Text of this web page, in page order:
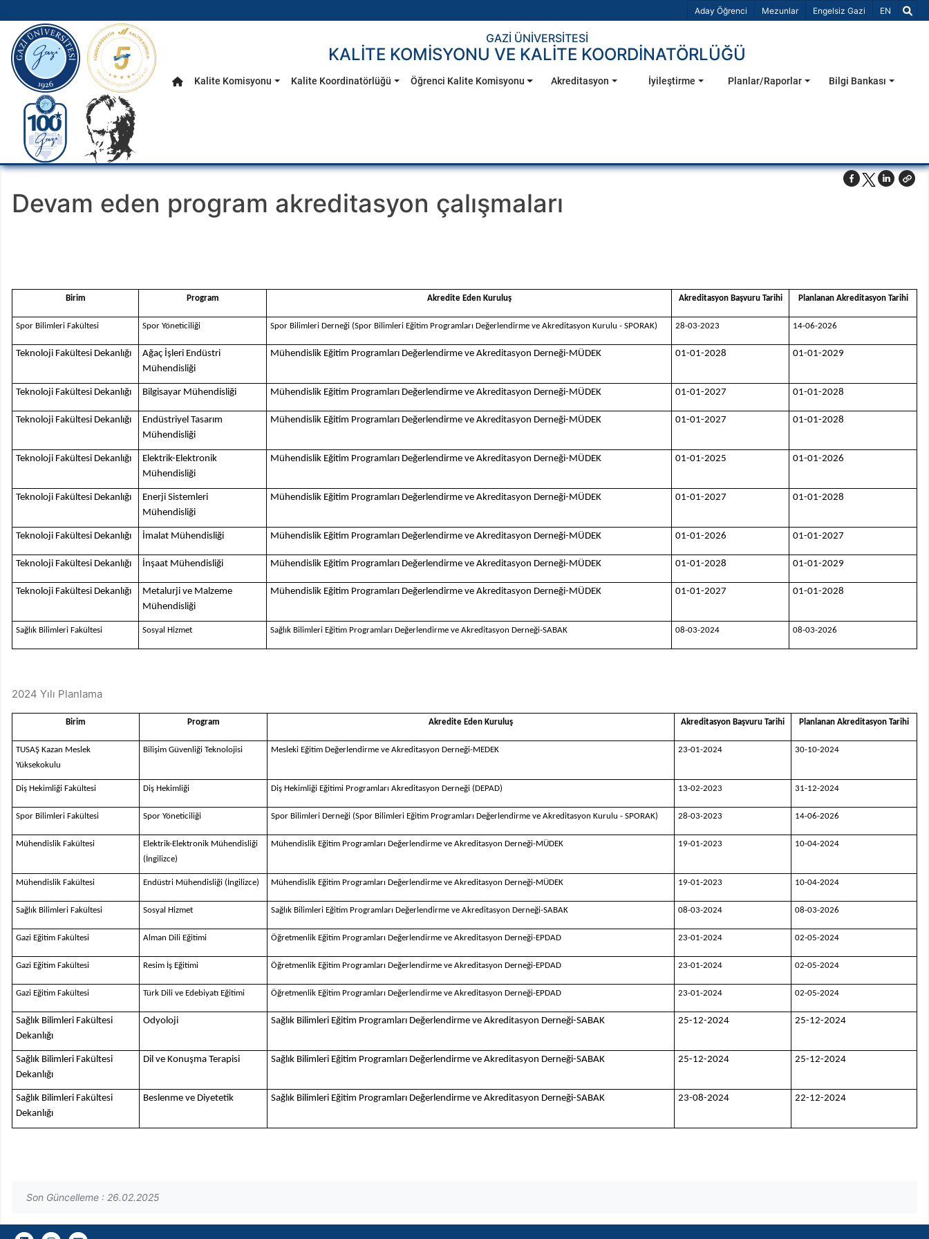
Aday Öğrenci Mezunlar Engelsiz Gazi Dil Seçiniz
EN
Ana Menü
gazi.edu.tr
GAZİ ÜNİVERSİTESİ
KALİTE KOMİSYONU VE KALİTE KOORDİNATÖRLÜĞÜ
Anasayfa
Kalite Komisyonu Kalite Koordinatörlüğü Öğrenci Kalite Komisyonu Akreditasyon İyileştirme Planlar/Raporlar Bilgi Bankası
Devam eden program akreditasyon çalışmaları
Birim Program Akredite Eden Kuruluş Akreditasyon Başvuru Tarihi Planlanan Akreditasyon Tarihi
Spor Bilimleri Fakültesi Spor Yöneticiliği Spor Bilimleri Derneği (Spor Bilimleri Eğitim Programları Değerlendirme ve Akreditasyon Kurulu - SPORAK) 28-03-2023 14-06-2026
Teknoloji Fakültesi Dekanlığı
Ağaç İşleri Endüstri
Mühendisliği
Mühendislik Eğitim Programları Değerlendirme ve Akreditasyon Derneği-MÜDEK 01-01-2028 01-01-2029
Teknoloji Fakültesi Dekanlığı Bilgisayar Mühendisliği Mühendislik Eğitim Programları Değerlendirme ve Akreditasyon Derneği-MÜDEK 01-01-2027 01-01-2028
Teknoloji Fakültesi Dekanlığı
Endüstriyel Tasarım
Mühendisliği
Mühendislik Eğitim Programları Değerlendirme ve Akreditasyon Derneği-MÜDEK 01-01-2027 01-01-2028
Teknoloji Fakültesi Dekanlığı
Elektrik-Elektronik
Mühendisliği
Mühendislik Eğitim Programları Değerlendirme ve Akreditasyon Derneği-MÜDEK 01-01-2025 01-01-2026
Teknoloji Fakültesi Dekanlığı
Enerji Sistemleri
Mühendisliği
Mühendislik Eğitim Programları Değerlendirme ve Akreditasyon Derneği-MÜDEK 01-01-2027 01-01-2028
Teknoloji Fakültesi Dekanlığı İmalat Mühendisliği Mühendislik Eğitim Programları Değerlendirme ve Akreditasyon Derneği-MÜDEK 01-01-2026 01-01-2027
Teknoloji Fakültesi Dekanlığı İnşaat Mühendisliği Mühendislik Eğitim Programları Değerlendirme ve Akreditasyon Derneği-MÜDEK 01-01-2028 01-01-2029
Teknoloji Fakültesi Dekanlığı
Metalurji ve Malzeme
Mühendisliği
Mühendislik Eğitim Programları Değerlendirme ve Akreditasyon Derneği-MÜDEK 01-01-2027 01-01-2028
Sağlık Bilimleri Fakültesi Sosyal Hizmet Sağlık Bilimleri Eğitim Programları Değerlendirme ve Akreditasyon Derneği-SABAK 08-03-2024 08-03-2026
2024 Yılı Planlama
Birim Program Akredite Eden Kuruluş Akreditasyon Başvuru Tarihi Planlanan Akreditasyon Tarihi
TUSAŞ Kazan Meslek
Yüksekokulu
Bilişim Güvenliği Teknolojisi Mesleki Eğitim Değerlendirme ve Akreditasyon Derneği-MEDEK 23-01-2024 30-10-2024
Diş Hekimliği Fakültesi Diş Hekimliği Diş Hekimliği Eğitimi Programları Akreditasyon Derneği (DEPAD) 13-02-2023 31-12-2024
Spor Bilimleri Fakültesi Spor Yöneticiliği Spor Bilimleri Derneği (Spor Bilimleri Eğitim Programları Değerlendirme ve Akreditasyon Kurulu - SPORAK) 28-03-2023 14-06-2026
Mühendislik Fakültesi
Elektrik-Elektronik Mühendisliği
(İngilizce)
Mühendislik Eğitim Programları Değerlendirme ve Akreditasyon Derneği-MÜDEK 19-01-2023 10-04-2024
Mühendislik Fakültesi Endüstri Mühendisliği (İngilizce) Mühendislik Eğitim Programları Değerlendirme ve Akreditasyon Derneği-MÜDEK 19-01-2023 10-04-2024
Sağlık Bilimleri Fakültesi Sosyal Hizmet Sağlık Bilimleri Eğitim Programları Değerlendirme ve Akreditasyon Derneği-SABAK 08-03-2024 08-03-2026
Gazi Eğitim Fakültesi Alman Dili Eğitimi Öğretmenlik Eğitim Programları Değerlendirme ve Akreditasyon Derneği-EPDAD 23-01-2024 02-05-2024
Gazi Eğitim Fakültesi Resim İş Eğitimi Öğretmenlik Eğitim Programları Değerlendirme ve Akreditasyon Derneği-EPDAD 23-01-2024 02-05-2024
Gazi Eğitim Fakültesi Türk Dili ve Edebiyatı Eğitimi Öğretmenlik Eğitim Programları Değerlendirme ve Akreditasyon Derneği-EPDAD 23-01-2024 02-05-2024
Sağlık Bilimleri Fakültesi
Dekanlığı
Odyoloji Sağlık Bilimleri Eğitim Programları Değerlendirme ve Akreditasyon Derneği-SABAK 25-12-2024 25-12-2024
Sağlık Bilimleri Fakültesi
Dekanlığı
Dil ve Konuşma Terapisi Sağlık Bilimleri Eğitim Programları Değerlendirme ve Akreditasyon Derneği-SABAK 25-12-2024 25-12-2024
Sağlık Bilimleri Fakültesi
Dekanlığı
Beslenme ve Diyetetik Sağlık Bilimleri Eğitim Programları Değerlendirme ve Akreditasyon Derneği-SABAK 23-08-2024 22-12-2024
Son Güncelleme : 26.02.2025